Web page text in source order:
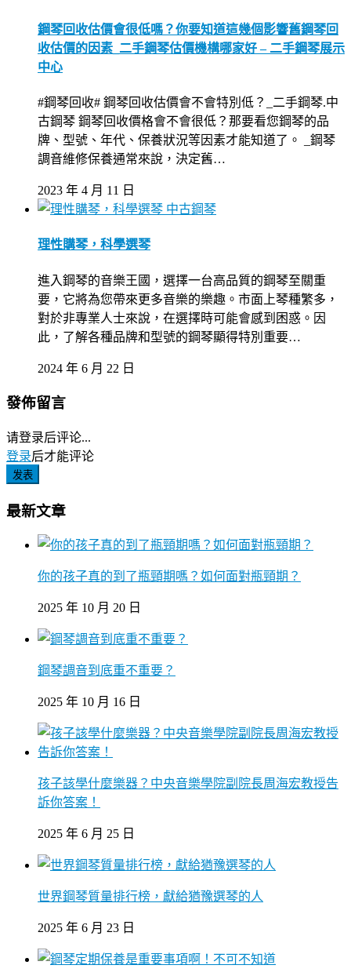
鋼琴回收估價會很低嗎？你要知道這幾個影響舊鋼琴回
收估價的因素_二手鋼琴估價機構哪家好 – 二手鋼琴展示
中心
#鋼琴回收# 鋼琴回收估價會不會特別低？_二手鋼琴.中
古鋼琴 鋼琴回收價格會不會很低？那要看您鋼琴的品
牌、型號、年代、保養狀況等因素才能知道了。 _鋼琴
調音維修保養通常來說，決定舊…
2023 年 4 月 11 日
中古鋼琴
理性購琴，科學選琴
進入鋼琴的音樂王國，選擇一台高品質的鋼琴至關重
要，它將為您帶來更多音樂的樂趣。市面上琴種繁多，
對於非專業人士來說，在選擇時可能會感到困惑。因
此，了解各種品牌和型號的鋼琴顯得特別重要…
2024 年 6 月 22 日
發佈留言
请登录后评论...
登录后才能评论
发表
最新文章
你的孩子真的到了瓶頸期嗎？如何面對瓶頸期？
2025 年 10 月 20 日
鋼琴調音到底重不重要？
2025 年 10 月 16 日
孩子該學什麼樂器？中央音樂學院副院長周海宏教授告
訴你答案！
2025 年 6 月 25 日
世界鋼琴質量排行榜，獻給猶豫選琴的人
2025 年 6 月 23 日